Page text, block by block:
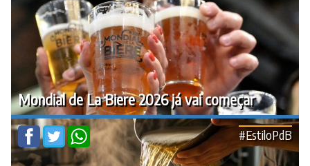
Mondial de La Biere 2026 já vai começar
#EstiloPdB